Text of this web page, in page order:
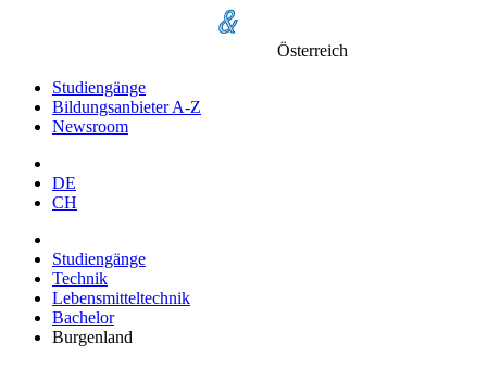
Österreich
Studiengänge
Bildungsanbieter A-Z
Newsroom
DE
CH
Studiengänge
Technik
Lebensmitteltechnik
Bachelor
Burgenland